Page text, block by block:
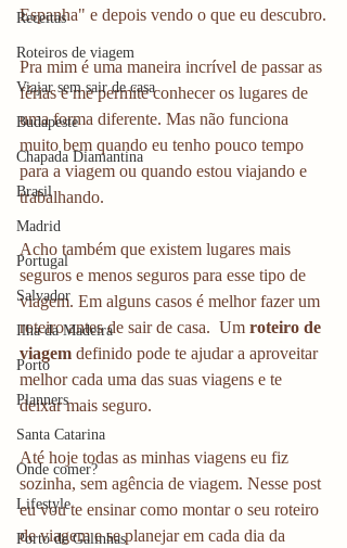
Receitas
Roteiros de viagem
Viajar sem sair de casa
Budapeste
Chapada Diamantina
Brasil
Madrid
Portugal
Salvador
Ilha da Madeira
Porto
Planners
Santa Catarina
Onde comer?
Lifestyle
Porto de Galinhas
Espanha" e depois vendo o que eu descubro.
Pra mim é uma maneira incrível de passar as
férias e me permite conhecer os lugares de
uma forma diferente. Mas não funciona
muito bem quando eu tenho pouco tempo
para a viagem ou quando estou viajando e
trabalhando.
Acho também que existem lugares mais
seguros e menos seguros para esse tipo de
viagem. Em alguns casos é melhor fazer um
roteiro antes de sair de casa.  Um roteiro de
viagem definido pode te ajudar a aproveitar
melhor cada uma das suas viagens e te
deixar mais seguro.
Até hoje todas as minhas viagens eu fiz
sozinha, sem agência de viagem. Nesse post
eu vou te ensinar como montar o seu roteiro
de viagem e se planejar em cada dia da